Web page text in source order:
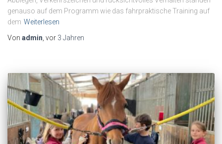
genauso auf dem Programm wie das fahrpraktische Training auf
dem Weiterlesen
Von admin , vor 3 Jahren